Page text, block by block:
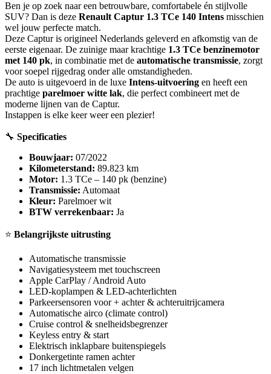
Ben je op zoek naar een betrouwbare, comfortabele én stijlvolle
SUV? Dan is deze Renault Captur 1.3 TCe 140 Intens misschien
wel jouw perfecte match.
Deze Captur is origineel Nederlands geleverd en afkomstig van de
eerste eigenaar. De zuinige maar krachtige 1.3 TCe benzinemotor
met 140 pk, in combinatie met de automatische transmissie, zorgt
voor soepel rijgedrag onder alle omstandigheden.
De auto is uitgevoerd in de luxe Intens-uitvoering en heeft een
prachtige parelmoer witte lak, die perfect combineert met de
moderne lijnen van de Captur.
Instappen is elke keer weer een plezier!
🔧 Specificaties
Bouwjaar: 07/2022
Kilometerstand: 89.823 km
Motor: 1.3 TCe – 140 pk (benzine)
Transmissie: Automaat
Kleur: Parelmoer wit
BTW verrekenbaar: Ja
⭐ Belangrijkste uitrusting
Automatische transmissie
Navigatiesysteem met touchscreen
Apple CarPlay / Android Auto
LED-koplampen & LED-achterlichten
Parkeersensoren voor + achter & achteruitrijcamera
Automatische airco (climate control)
Cruise control & snelheidsbegrenzer
Keyless entry & start
Elektrisch inklapbare buitenspiegels
Donkergetinte ramen achter
17 inch lichtmetalen velgen